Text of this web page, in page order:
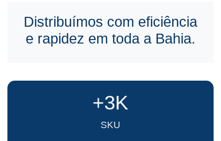
Distribuímos com eficiência
e rapidez em toda a Bahia.
+3K
SKU